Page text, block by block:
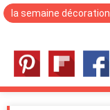
la semaine